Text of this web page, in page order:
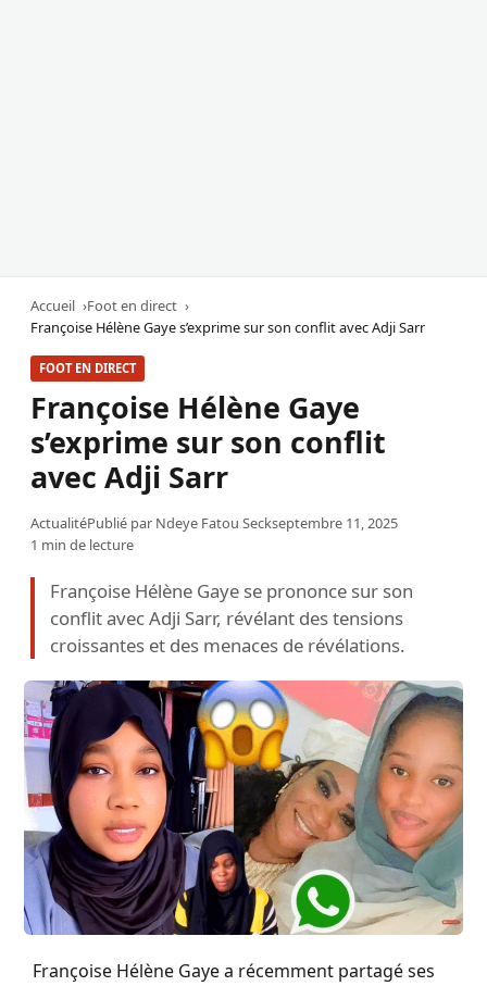
Accueil
Foot en direct
Françoise Hélène Gaye s’exprime sur son conflit avec Adji Sarr
FOOT EN DIRECT
Françoise Hélène Gaye
s’exprime sur son conflit
avec Adji Sarr
ActualitéPublié par Ndeye Fatou Seckseptembre 11, 2025
1 min de lecture
Françoise Hélène Gaye se prononce sur son
conflit avec Adji Sarr, révélant des tensions
croissantes et des menaces de révélations.
Françoise Hélène Gaye a récemment partagé ses